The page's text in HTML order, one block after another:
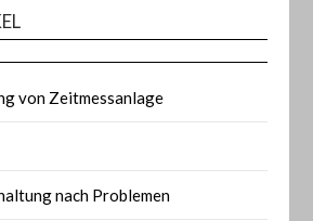
von Zeitmessanlage
nach Problemen